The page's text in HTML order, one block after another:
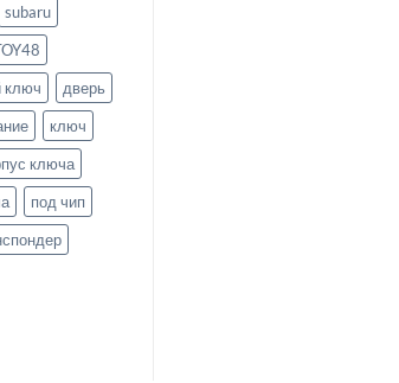
subaru
ключ
дверь
ключ
ключа
под чип